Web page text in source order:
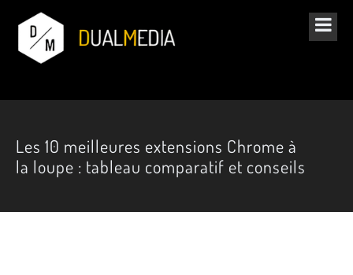
Les 10 meilleures extensions Chrome à
la loupe : tableau comparatif et conseils